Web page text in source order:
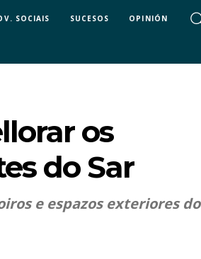
SOCIAIS SUCESOS OPINIÓN
os
do Sar
e espazos exteriores do